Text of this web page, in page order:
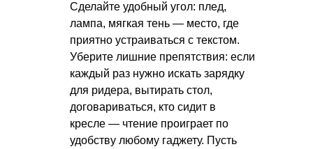
Сделайте удобный угол: плед,
лампа, мягкая тень — место, где
приятно устраиваться с текстом.
Уберите лишние препятствия: если
каждый раз нужно искать зарядку
для ридера, вытирать стол,
договариваться, кто сидит в
кресле — чтение проиграет по
удобству любому гаджету. Пусть